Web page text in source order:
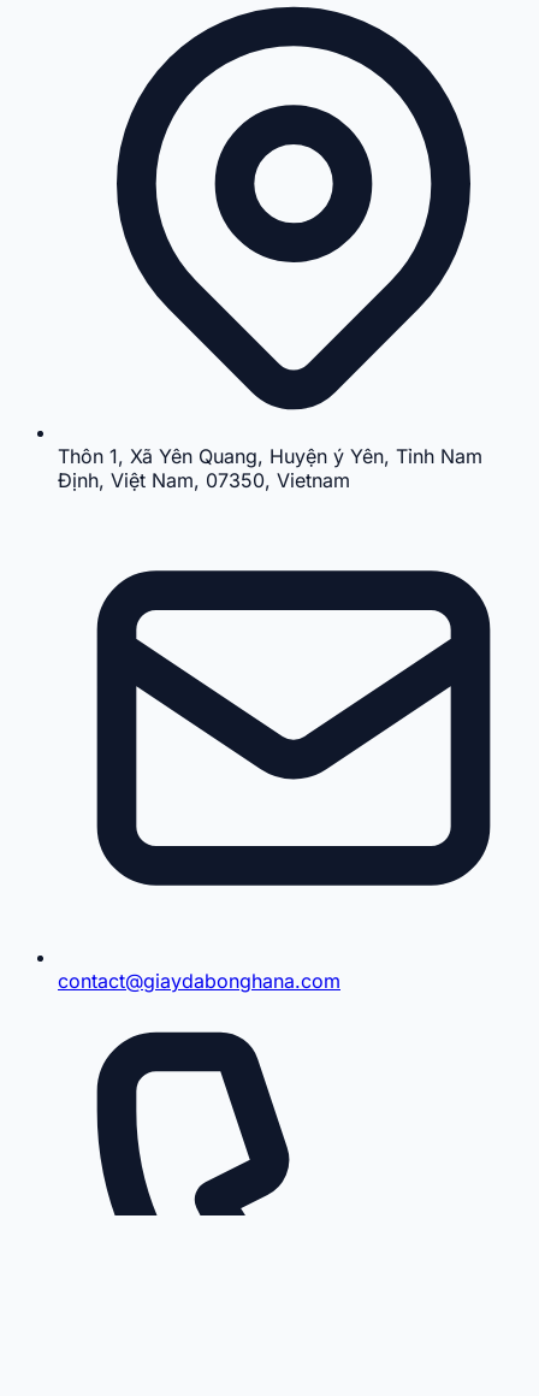
Thôn 1, Xã Yên Quang, Huyện ý Yên, Tỉnh Nam
Định, Việt Nam, 07350, Vietnam
contact@giaydabonghana.com